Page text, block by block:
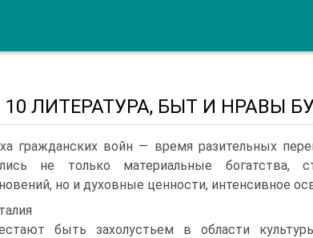
10 ЛИТЕРАТУРА, БЫТ И НРАВЫ
гражданских войн — время разительных
не только материальные
но и духовные ценности, интенсивное
быть захолустьем в области